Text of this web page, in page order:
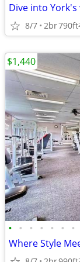
Dive into
8/7 2br790ft
• • • • • • •
$1,440